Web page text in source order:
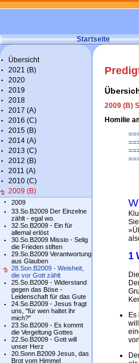
Startseite
Übersicht
2021 (B)
2020
2019
2018
2017 (A)
2016 (C)
2015 (B)
2014 (A)
2013 (C)
2012 (B)
2011 (A)
2010 (C)
2009 (B)
2009
33.So.B2009 Der Einzelne
zählt - egal wo.
32.So.B2009 - Ein für
allemal erlöst
30.So.B2009 Missio - Selig
die Frieden stiften
29.So.B2009 Verantwortung
aus Glauben
28.Son.B2009 - Weisheit,
die vor Gott zählt
25.So.B2009 - Widerstand
gegen das Böse -
Leidenschaft für das Gute
24.So.B2009 - Jesus fragt
uns, "für wen haltet ihr
mich?"
23.So.B2009 - Es kommt
die Vergeltung Gottes
22.So.B2009 - Gott will
unser Herz
20.Sonn.B2009 Jesus, das
Brot vom Himmel
2009 (B)
Homilie
1